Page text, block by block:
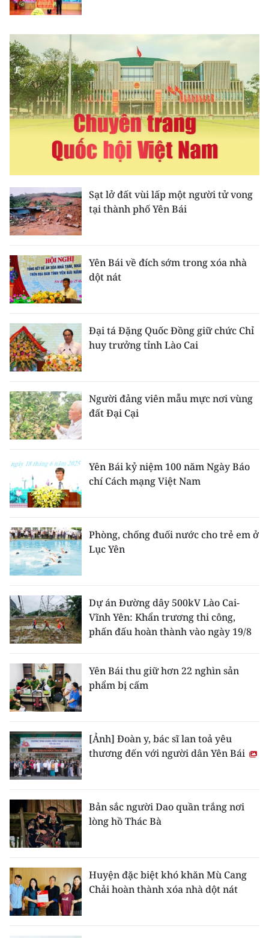
Media Kinh tế
Media Văn hóa
Media Xã hội
Media Pháp luật
Media Du lịch
Media Thế giới
Media Thể thao
Media Giáo dục
Media Y tế
Media Khoa học - Công nghệ
Ảnh
Infographic
TIN MỚI
TIN ĐỊA PHƯƠNG
Trung du và miền núi phía Bắc
Đồng bằng sông Hồng
Duyên hải Nam Trung Bộ và Tây
Nguyên
Đồng bằng sông Cửu Long
Chuyên trang Hà Nội
Chuyên trang TP. Hồ Chí Minh
CHUYÊN ĐỀ
VỀ BÁO NHÂN DÂN
NHÂN DÂN CUỐI TUẦN
NHÂN DÂN HẰNG THÁNG
MUA BÁO
ĐỌC BÁO IN
Sạt lở đất vùi lấp một người tử vong
tại thành phố Yên Bái
Yên Bái về đích sớm trong xóa nhà
dột nát
Đại tá Đặng Quốc Đồng giữ chức Chỉ
huy trưởng tỉnh Lào Cai
Người đảng viên mẫu mực nơi vùng
đất Đại Cại
Yên Bái kỷ niệm 100 năm Ngày Báo
chí Cách mạng Việt Nam
Phòng, chống đuối nước cho trẻ em ở
Lục Yên
Dự án Đường dây 500kV Lào Cai-
Vĩnh Yên: Khẩn trương thi công,
phấn đấu hoàn thành vào ngày 19/8
Yên Bái thu giữ hơn 22 nghìn sản
phẩm bị cấm
[Ảnh] Đoàn y, bác sĩ lan toả yêu
thương đến với người dân Yên Bái
Bản sắc người Dao quần trắng nơi
lòng hồ Thác Bà
Huyện đặc biệt khó khăn Mù Cang
Chải hoàn thành xóa nhà dột nát